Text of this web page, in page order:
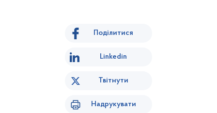
Поділитися
Linkedin
Твітнути
Надрукувати